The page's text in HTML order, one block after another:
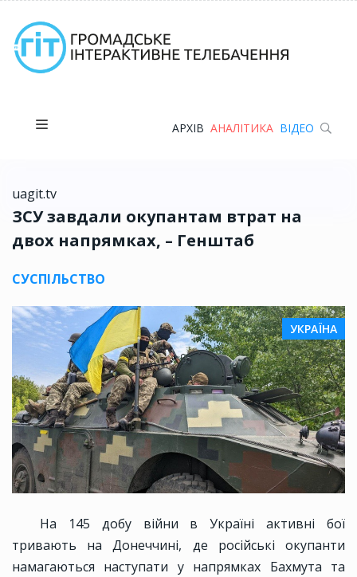
АРХІВ АНАЛІТИКА ВІДЕО
uagit.tv
ЗСУ завдали окупантам втрат на
двох напрямках, – Генштаб
СУСПІЛЬСТВО
УКРАЇНА
На 145 добу війни в Україні активні бої
тривають на Донеччині, де російські окупанти
намагаються наступати у напрямках Бахмута та